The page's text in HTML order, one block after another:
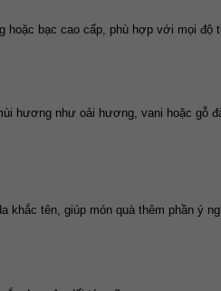
bạc cao cấp, phù hợp với mọi độ
hương như oải hương, vani hoặc gỗ
khắc tên, giúp món quà thêm phần ý